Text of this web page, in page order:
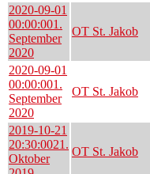
2020-09-01
00:00:001.
September
2020
OT St. Jakob
2020-09-01
00:00:001.
September
2020
OT St. Jakob
2019-10-21
20:30:0021.
Oktober
OT St. Jakob